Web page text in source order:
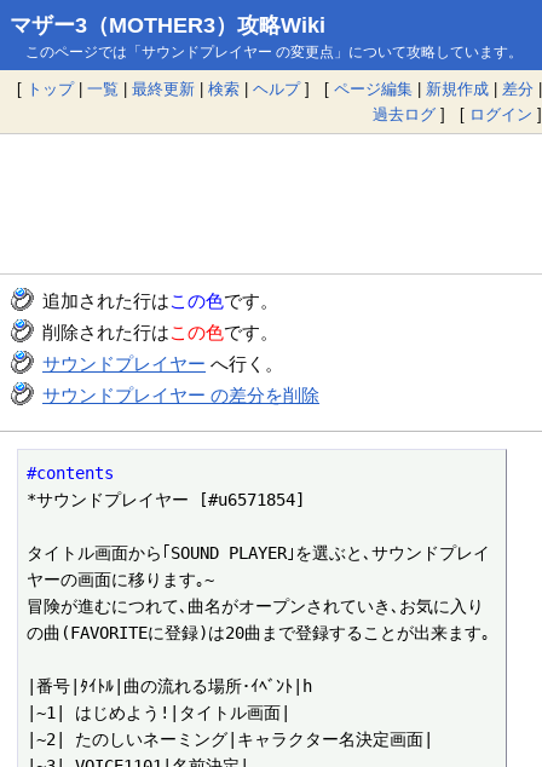
マザー3（MOTHER3）攻略Wiki
このページでは「サウンドプレイヤー の変更点」について攻略しています。
[ トップ| 一覧 | 最終更新 | 検索 | ヘルプ] [ ページ編集 | 新規作成 | 差分 |
過去ログ ] [ ログイン ]
追加された行はこの色です。
削除された行はこの色です。
サウンドプレイヤー へ行く。
サウンドプレイヤー の差分を削除
#contents
*サウンドプレイヤー [#u6571854]
タイトル画面から｢SOUND PLAYER｣を選ぶと､サウンドプレイ
ヤーの画面に移ります｡~
冒険が進むにつれて､曲名がオープンされていき､お気に入り
の曲(FAVORITEに登録)は20曲まで登録することが出来ます｡
|番号|ﾀｲﾄﾙ|曲の流れる場所･ｲﾍﾞﾝﾄ|h
|~1| はじめよう!|タイトル画面|
|~2| たのしいネーミング|キャラクター名決定画面|